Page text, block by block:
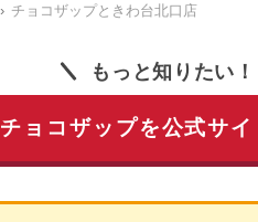
チョコザップときわ台北口店
もっと知りたい！
チョコザップを公式サイ